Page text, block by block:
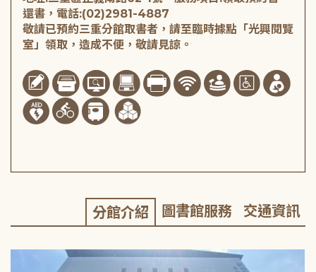
還書，電話:(02)2981-4887
敬請已預約三重分館取書者，請至臨時據點「光興閱覽
室」領取，造成不便，敬請見諒。
分館介紹 圖書館服務 交通資訊